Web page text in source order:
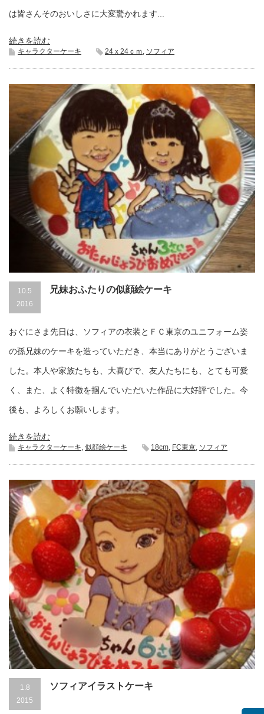
は皆さんそのおいしさに大変驚かれます...
続きを読む
キャラクターケーキ 24ｘ24ｃｍ , ソフィア
10.5
2016
兄妹おふたりの似顔絵ケーキ
おぐにさま先日は、ソフィアの衣装とＦＣ東京のユニフォーム姿
の孫兄妹のケーキを造っていただき、本当にありがとうございま
した。本人や家族たちも、大喜びで、友人たちにも、とても可愛
く、また、よく特徴を掴んでいただいた作品に大好評でした。今
後も、よろしくお願いします。
続きを読む
キャラクターケーキ, 似顔絵ケーキ 18cm, FC東京, ソフィア
1.8
2015
ソフィアイラストケーキ